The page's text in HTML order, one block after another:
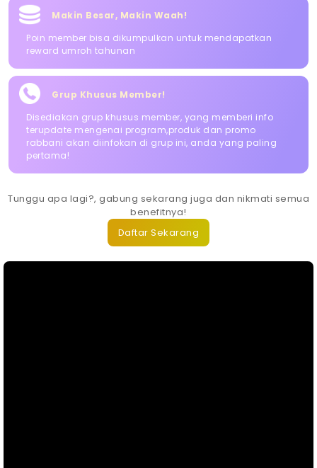
Makin Besar, Makin Waah!
Poin member bisa dikumpulkan untuk mendapatkan
reward umroh tahunan
Grup Khusus Member!
Disediakan grup khusus member, yang memberi info
terupdate mengenai program,produk dan promo
rabbani akan diinfokan di grup ini, anda yang paling
pertama!
Tunggu apa lagi?, gabung sekarang juga dan nikmati semua
benefitnya!
Daftar Sekarang